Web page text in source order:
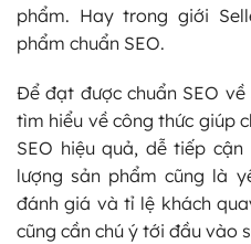
phẩm. Hay trong giới
phẩm chuẩn SEO.
Để đạt được chuẩn SEO
tìm hiểu về công thức giúp
SEO hiệu quả, dễ tiếp
lượng sản phẩm cũng là
đánh giá và tỉ lệ khách
cũng cần chú ý tới đầu vào